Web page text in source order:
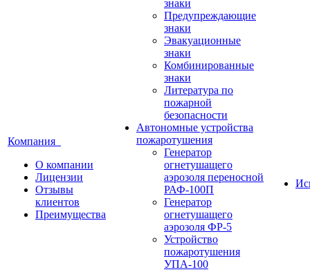
Компания
О компании
Лицензии
Отзывы
клиентов
Преимущества
знаки
Предупреждающие
знаки
Эвакуационные
знаки
Комбинированные
знаки
Литература по
пожарной
безопасности
Автономные устройства
пожаротушения
Генератор
огнетушащего
аэрозоля переносной
РАФ-100П
Генератор
огнетушащего
аэрозоля ФР-5
Устройство
пожаротушения
УПА-100